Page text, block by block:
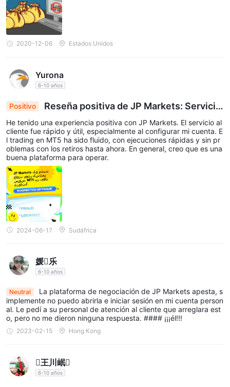
en Google, recuperaron mi dinero, cada centavo de JP Markets .
2020-12-06 Estados Unidos
Yurona
6-10 años
Positivo
Reseña positiva de JP Markets: Servicio
al cliente eficiente, operaciones MT5 sin proble
mas
He tenido una experiencia positiva con JP Markets. El servicio al
cliente fue rápido y útil, especialmente al configurar mi cuenta. E
l trading en MT5 ha sido fluido, con ejecuciones rápidas y sin pr
oblemas con los retiros hasta ahora. En general, creo que es una
buena plataforma para operar.
2024-06-17 Sudáfrica
媛乐
6-10 años
Neutral
La plataforma de negociación de JP Markets apesta, s
implemente no puedo abrirla e iniciar sesión en mi cuenta person
al. Le pedí a su personal de atención al cliente que arreglara est
o, pero no me dieron ninguna respuesta. #### ¡¡¡él!!!
2023-02-15 Hong Kong
王川岷
6-10 años